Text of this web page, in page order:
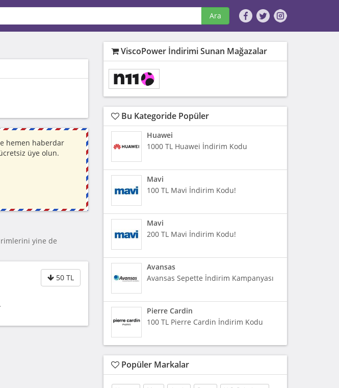
Ara
hemen haberdar
üye olun.
yine de
50 TL
ViscoPower İndirimi Sunan Mağazalar
Bu Kategoride Popüler
Huawei
1000 TL Huawei İndirim Kodu
Mavi
100 TL Mavi İndirim Kodu!
Mavi
200 TL Mavi İndirim Kodu!
Avansas
Avansas Sepette İndirim Kampanyası
Pierre Cardin
100 TL Pierre Cardin İndirim Kodu
Popüler Markalar